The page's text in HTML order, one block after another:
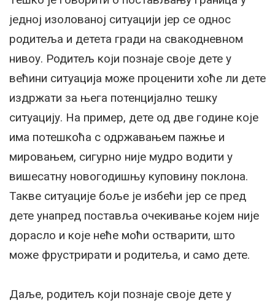
једној изолованој ситуацији јер се однос
родитеља и детета гради на свакодневном
нивоу. Родитељ који познаје своје дете у
већини ситуација може проценити хоће ли дете
издржати за њега потенцијално тешку
ситуацију. На пример, дете од две године које
има потешкоћа с одржавањем пажње и
мировањем, сигурно није мудро водити у
вишесатну новогодишњу куповину поклона.
Такве ситуације боље је избећи јер се пред
дете унапред поставља очекивање којем није
дорасло и које неће моћи остварити, што
може фрустрирати и родитеља, и само дете.
Даље, родитељ који познаје своје дете у